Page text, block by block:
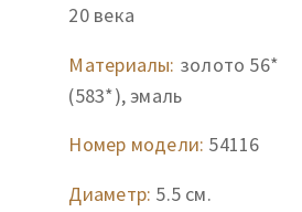
20 века
Материалы: золото 56*
(583*), эмаль
Номер модели: 54116
Диаметр: 5.5 см.